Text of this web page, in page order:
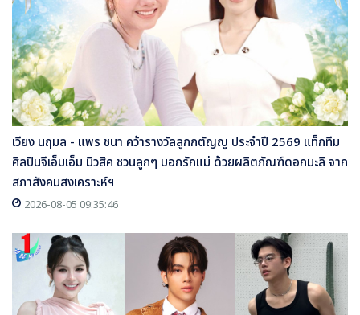
เวียง นฤมล - แพร ชนา คว้ารางวัลลูกกตัญญู ประจำปี 2569 แท็กทีม
ศิลปินจีเอ็มเอ็ม มิวสิค ชวนลูกๆ บอกรักแม่ ด้วยผลิตภัณฑ์ดอกมะลิ จาก
สภาสังคมสงเคราะห์ฯ
2026-08-05 09:35:46